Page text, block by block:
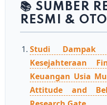
📚 SUMBER
RESMI &
Studi Dampak
Kesejahteraan
Keuangan Usia
Attitude and